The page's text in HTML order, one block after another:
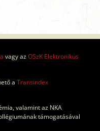
vagy azOSzK Elektronikus
a Transindex
valamint az NKA
támogatásával